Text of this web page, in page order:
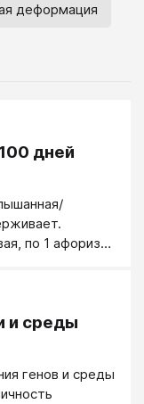
деформация
дней
по 1 афоризму
и среды
генов и среды